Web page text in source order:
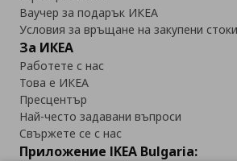
Ваучер за подарък ИКЕА
Условия за връщане на закупени стоки
За ИКЕА
Работете с нас
Това е ИКЕА
Пресцентър
Най-често задавани въпроси
Свържете се с нас
Приложение IKEA Bulgaria: